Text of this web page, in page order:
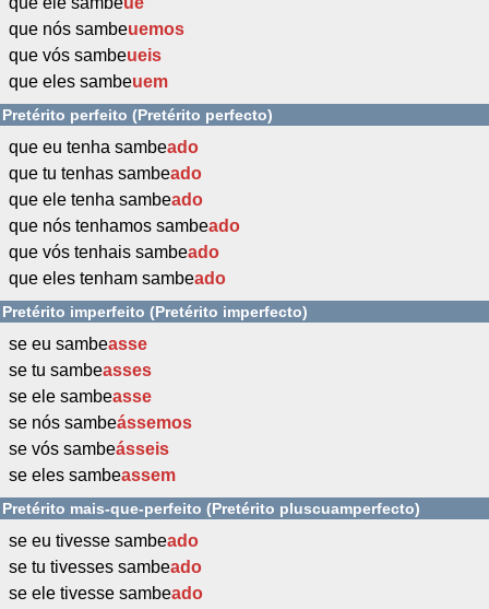
que nós sambeuemos
que vós sambeueis
que eles sambeuem
Pretérito perfeito (Pretérito perfecto)
que eu tenha sambeado
que tu tenhas sambeado
que ele tenha sambeado
que nós tenhamos sambeado
que vós tenhais sambeado
que eles tenham sambeado
Pretérito imperfeito (Pretérito imperfecto)
se eu sambeasse
se tu sambeasses
se ele sambeasse
se nós sambeássemos
se vós sambeásseis
se eles sambeassem
Pretérito mais-que-perfeito (Pretérito pluscuamperfecto)
se eu tivesse sambeado
se tu tivesses sambeado
se ele tivesse sambeado